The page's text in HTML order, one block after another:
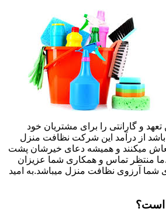
و گارانتی را برای مشتریان خود
از درآمد این شرکت نظافت منزل
معاش میکنند و همیشه دعای خیرشان پشت
منتظر تماس و همکاری شما عزیزان
شما آرزوی نظافت منزل میباشد.به امید
است؟